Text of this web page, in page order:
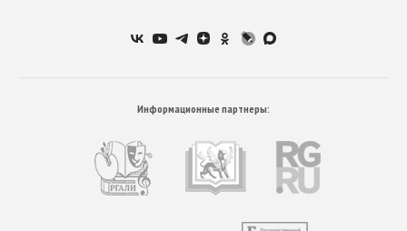
Информационные партнеры: